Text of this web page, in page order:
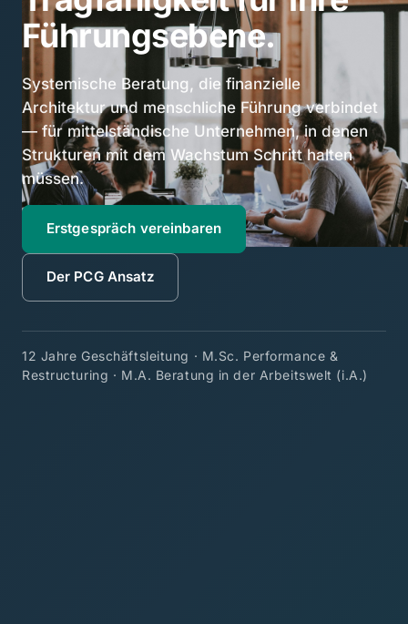
Führungsebene.
Systemische Beratung, die finanzielle
Architektur und menschliche Führung verbindet
— für mittelständische Unternehmen, in denen
Strukturen mit dem Wachstum Schritt halten
müssen.
Erstgespräch vereinbaren
Der PCG Ansatz
12 Jahre Geschäftsleitung · M.Sc. Performance &
Restructuring · M.A. Beratung in der Arbeitswelt (i.A.)